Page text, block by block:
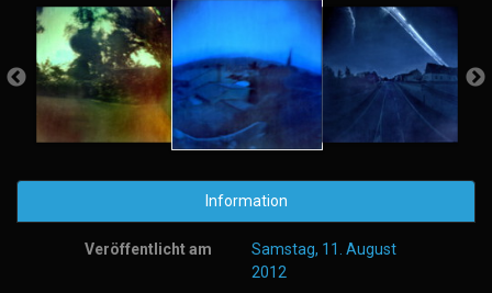
Information
Veröffentlicht am
Samstag, 11. August
2012